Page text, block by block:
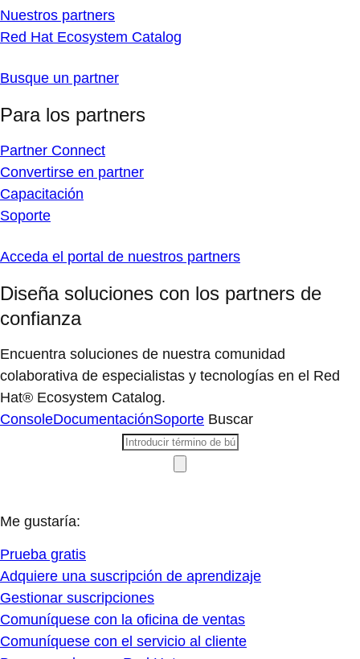
Nuestros partners
Red Hat Ecosystem Catalog
Busque un partner
Para los partners
Partner Connect
Convertirse en partner
Capacitación
Soporte
Acceda el portal de nuestros partners
Diseña soluciones con los partners de
confianza
Encuentra soluciones de nuestra comunidad
colaborativa de especialistas y tecnologías en el Red
Hat® Ecosystem Catalog.
ConsoleDocumentaciónSoporte Buscar
Me gustaría:
Prueba gratis
Adquiere una suscripción de aprendizaje
Gestionar suscripciones
Comuníquese con la oficina de ventas
Comuníquese con el servicio al cliente